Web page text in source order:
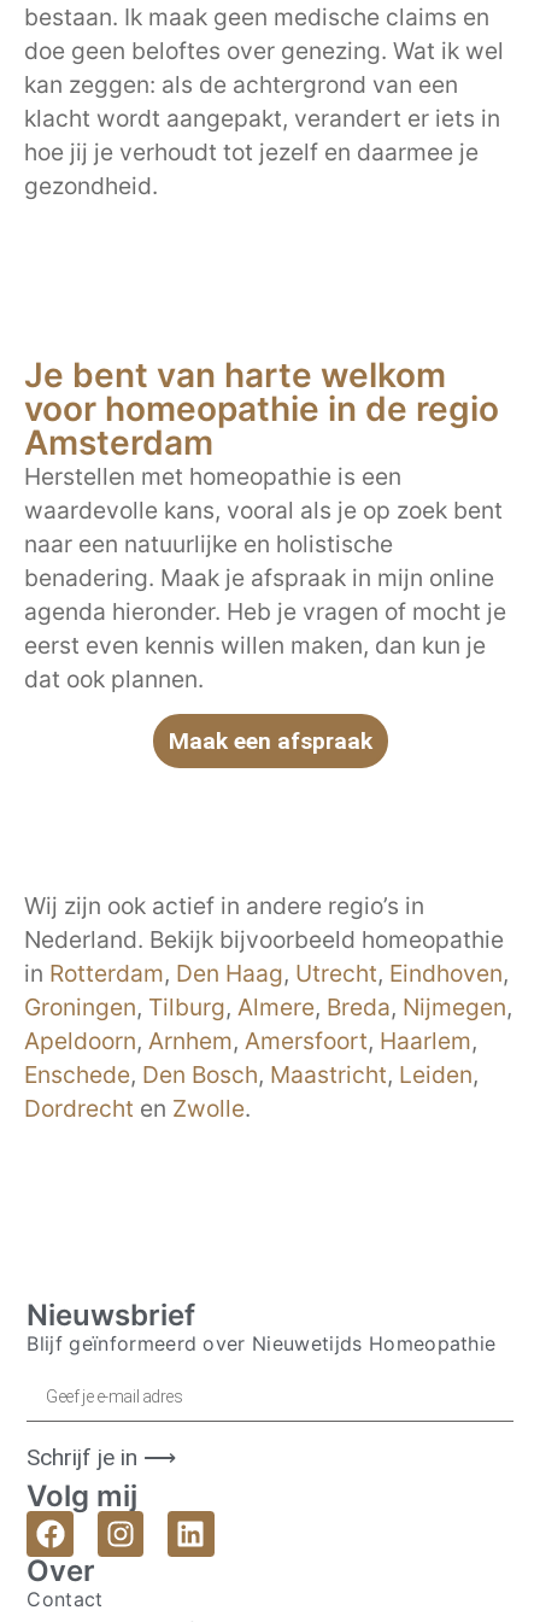
bestaan. Ik maak geen medische claims en
doe geen beloftes over genezing. Wat ik wel
kan zeggen: als de achtergrond van een
klacht wordt aangepakt, verandert er iets in
hoe jij je verhoudt tot jezelf en daarmee je
gezondheid.
Je bent van harte welkom
voor homeopathie in de regio
Amsterdam
Herstellen met homeopathie is een
waardevolle kans, vooral als je op zoek bent
naar een natuurlijke en holistische
benadering. Maak je afspraak in mijn online
agenda hieronder. Heb je vragen of mocht je
eerst even kennis willen maken, dan kun je
dat ook plannen.
Maak een afspraak
Wij zijn ook actief in andere regio’s in
Nederland. Bekijk bijvoorbeeld homeopathie
in Rotterdam, Den Haag, Utrecht, Eindhoven,
Groningen, Tilburg, Almere, Breda, Nijmegen,
Apeldoorn, Arnhem, Amersfoort, Haarlem,
Enschede, Den Bosch, Maastricht, Leiden,
Dordrecht en Zwolle.
Nieuwsbrief
Blijf geïnformeerd over Nieuwetijds Homeopathie
Schrijf je in ⟶
Volg mij
Over
Contact